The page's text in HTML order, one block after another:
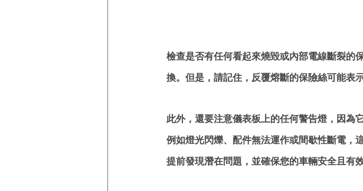
檢查是否有任何看起來燒毀或內部電線斷裂的
換。但是，請記住，反覆熔斷的保險絲可能表
此外，還要注意儀表板上的任何警告燈，因為
例如燈光閃爍、配件無法運作或間歇性斷電，
提前發現潛在問題，並確保您的車輛安全且有